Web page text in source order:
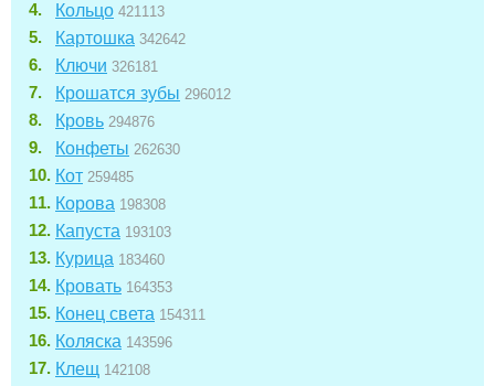
Кольцо 421113
Картошка 342642
Ключи 326181
Крошатся зубы 296012
Кровь 294876
Конфеты 262630
Кот 259485
Корова 198308
Капуста 193103
Курица 183460
Кровать 164353
Конец света 154311
Коляска 143596
Клещ 142108